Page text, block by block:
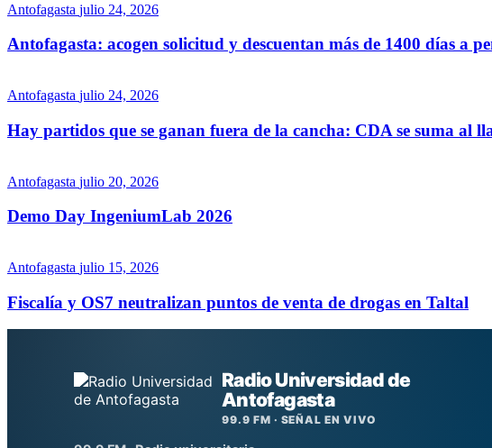
Antofagasta julio 24, 2026
Antofagasta: acogen solicitud y descuentan más de 1400 días a
Antofagasta julio 24, 2026
Hay partidos que se ganan fuera de la cancha: CDA se suma al
Antofagasta julio 20, 2026
Demo Day IngeniumLab 2026
Antofagasta julio 15, 2026
Fiscalía y OS7 neutralizan puntos de venta de drogas en Taltal
Radio Universidad de
Antofagasta
99.9 FM · SEÑAL EN VIVO